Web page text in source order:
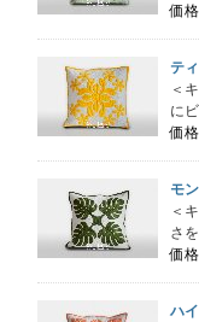
価格
テ
＜
に
価格
モ
＜
さ
価格
ハ